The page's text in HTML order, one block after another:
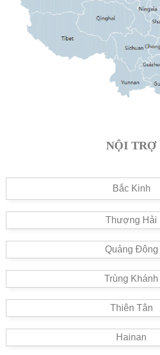
NỘI TRỢ
Bắc Kinh
Thượng Hải
Quảng Đông
Trùng Khánh
Thiên Tân
Hainan